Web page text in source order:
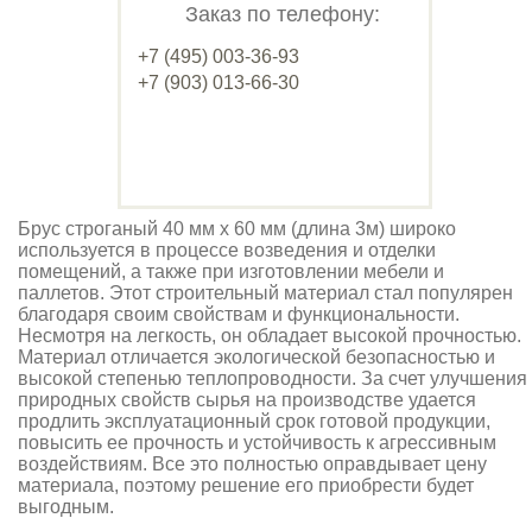
Заказ по телефону:
+7 (495) 003-36-93
+7 (903) 013-66-30
Брус строганый 40 мм х 60 мм (длина 3м) широко
используется в процессе возведения и отделки
помещений, а также при изготовлении мебели и
паллетов. Этот строительный материал стал популярен
благодаря своим свойствам и функциональности.
Несмотря на легкость, он обладает высокой прочностью.
Материал отличается экологической безопасностью и
высокой степенью теплопроводности. За счет улучшения
природных свойств сырья на производстве удается
продлить эксплуатационный срок готовой продукции,
повысить ее прочность и устойчивость к агрессивным
воздействиям. Все это полностью оправдывает цену
материала, поэтому решение его приобрести будет
выгодным.